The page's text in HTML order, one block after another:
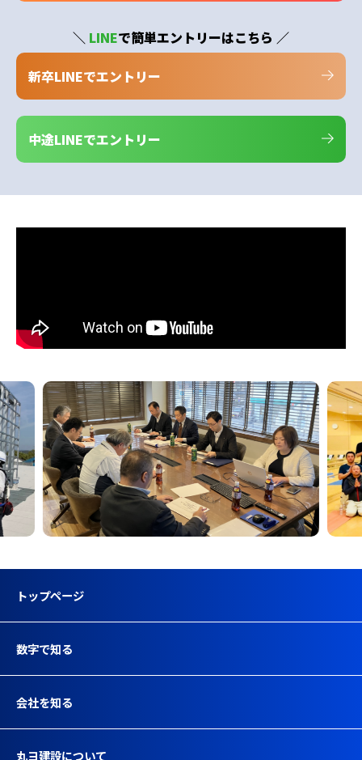
＼ LINEで簡単エントリーはこちら ／
新卒LINEでエントリー
中途LINEでエントリー
トップページ
数字で知る
会社を知る
丸ヨ建設について